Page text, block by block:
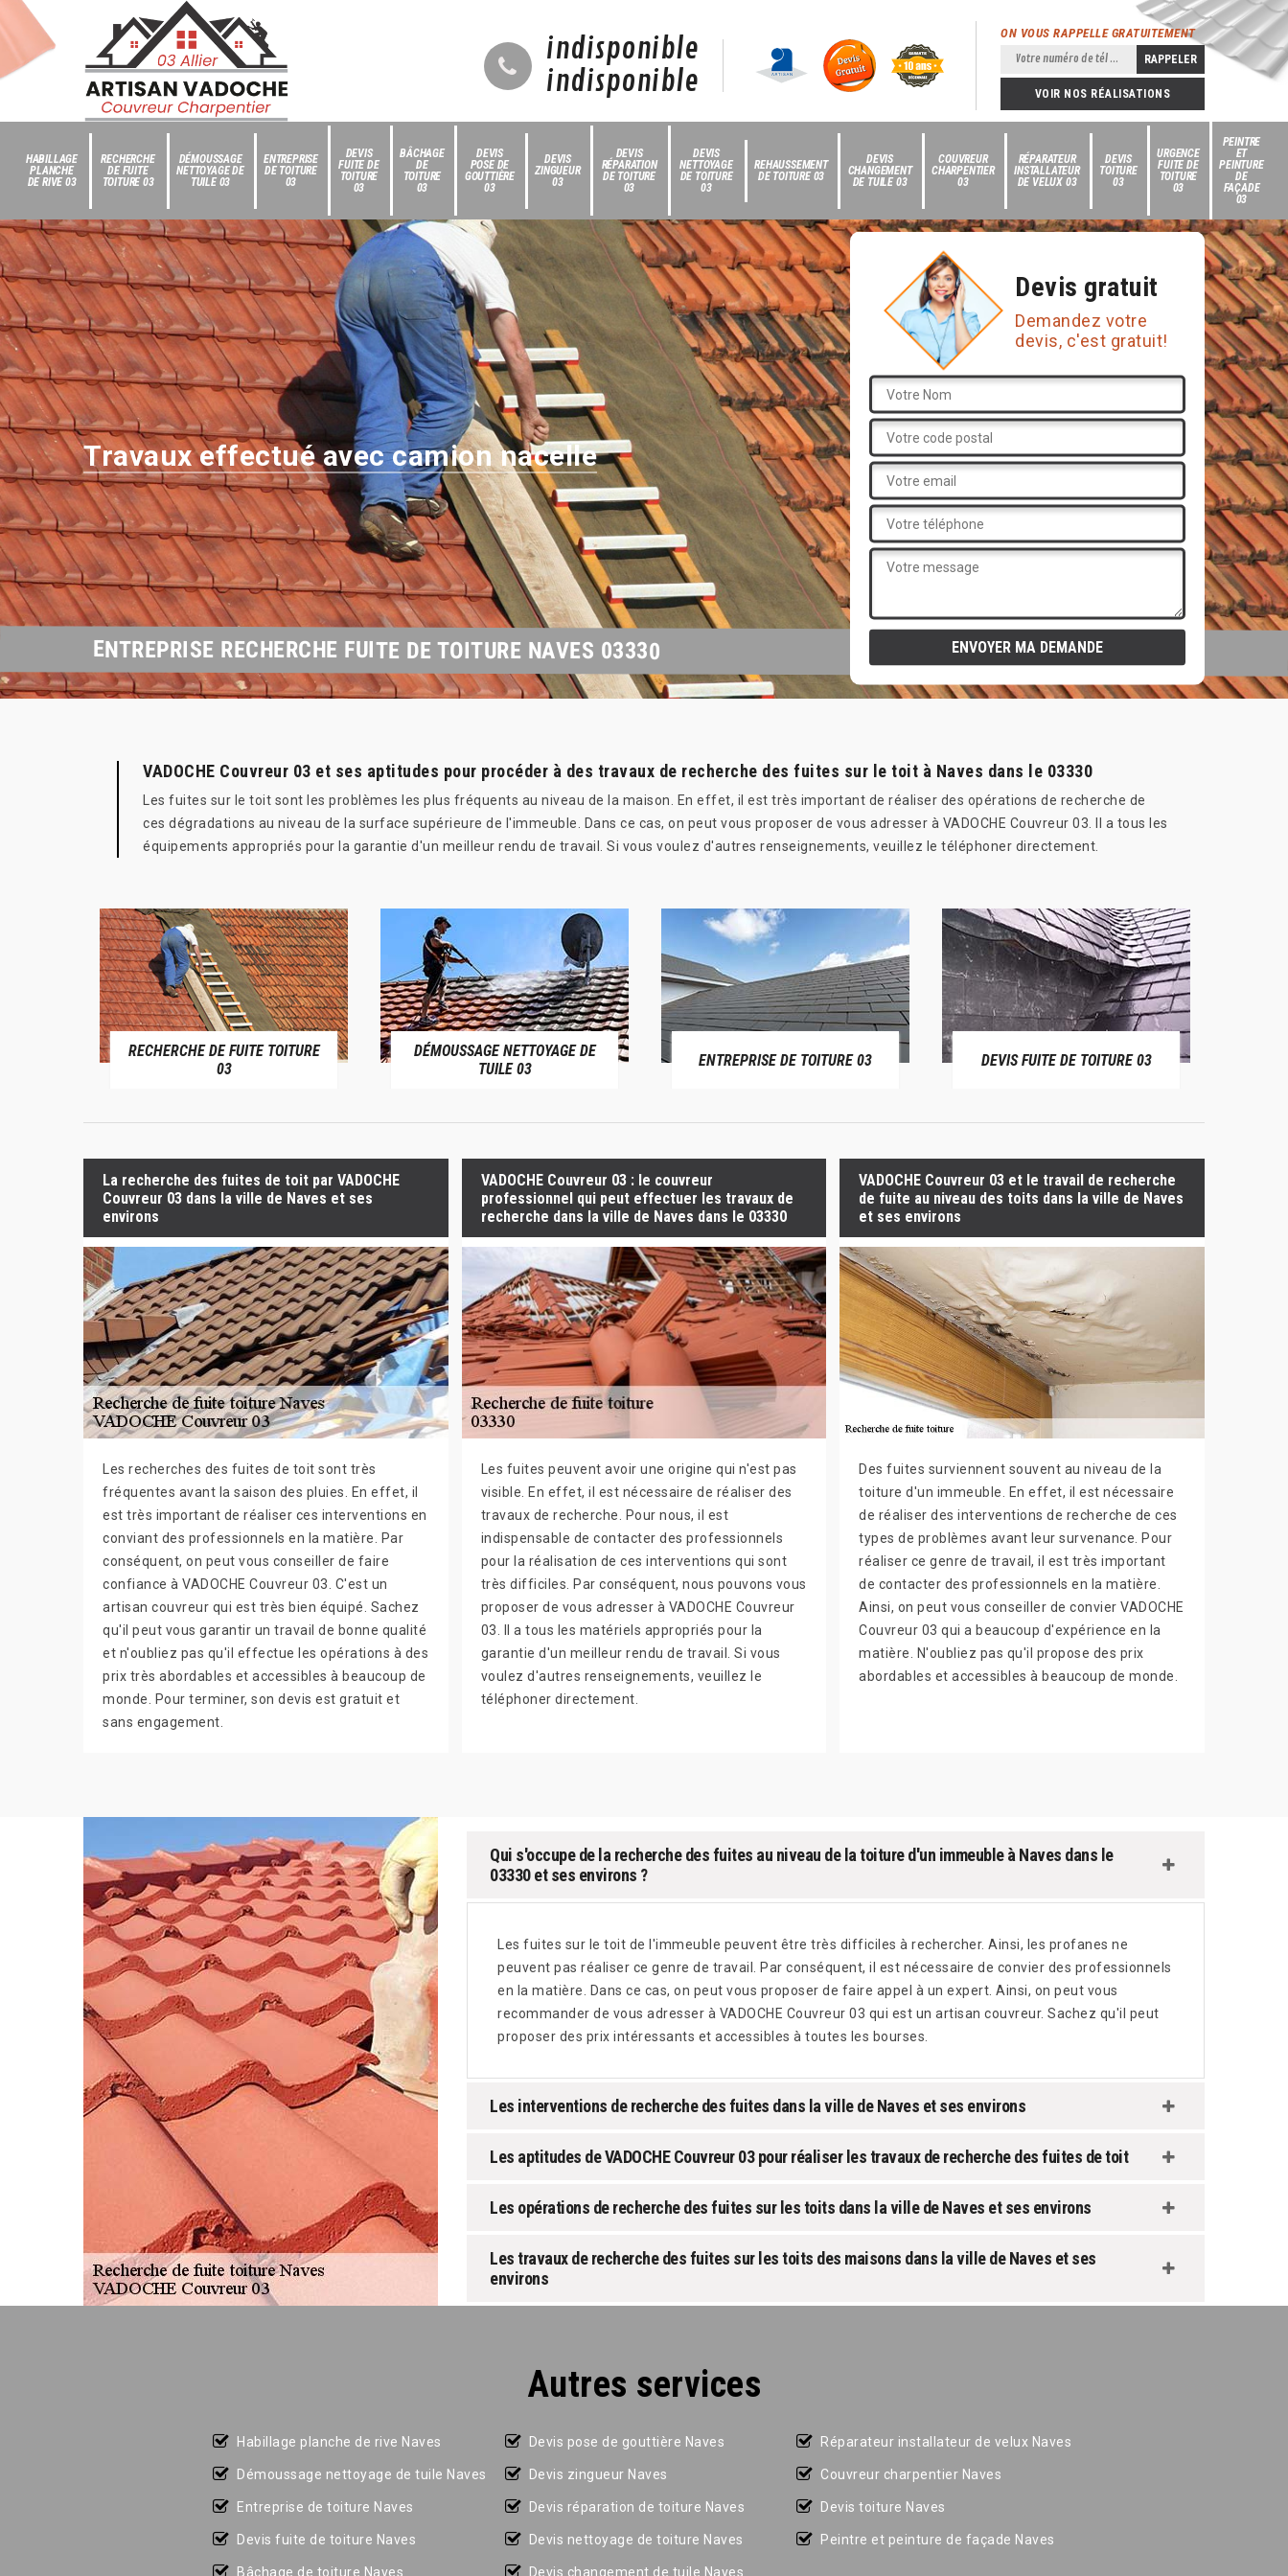
indisponible
indisponible
ON VOUS RAPPELLE GRATUITEMENT
VOIR NOS RÉALISATIONS
HABILLAGE
PLANCHE
DE RIVE 03
RECHERCHE
DE FUITE
TOITURE 03
DÉMOUSSAGE
NETTOYAGE DE
TUILE 03
ENTREPRISE
DE TOITURE
03
DEVIS
FUITE DE
TOITURE
03
BÂCHAGE
DE
TOITURE
03
DEVIS
POSE DE
GOUTTIÈRE
03
DEVIS
ZINGUEUR
03
DEVIS
RÉPARATION
DE TOITURE
03
DEVIS
NETTOYAGE
DE TOITURE
03
REHAUSSEMENT
DE TOITURE 03
DEVIS
CHANGEMENT
DE TUILE 03
COUVREUR
CHARPENTIER
03
RÉPARATEUR
INSTALLATEUR
DE VELUX 03
DEVIS
TOITURE
03
URGENCE
FUITE DE
TOITURE
03
PEINTRE
ET
PEINTURE
DE
FAÇADE
03
Travaux effectué avec camion nacelle
Devis gratuit
Demandez votre
devis, c'est gratuit!
ENTREPRISE RECHERCHE FUITE DE TOITURE NAVES 03330
VADOCHE Couvreur 03 et ses aptitudes pour procéder à des travaux de recherche des fuites sur le toit à Naves dans le 03330
Les fuites sur le toit sont les problèmes les plus fréquents au niveau de la maison. En effet, il est très important de réaliser des opérations de recherche de
ces dégradations au niveau de la surface supérieure de l'immeuble. Dans ce cas, on peut vous proposer de vous adresser à VADOCHE Couvreur 03. Il a tous les
équipements appropriés pour la garantie d'un meilleur rendu de travail. Si vous voulez d'autres renseignements, veuillez le téléphoner directement.
RECHERCHE DE FUITE TOITURE
03
DÉMOUSSAGE NETTOYAGE DE
TUILE 03
ENTREPRISE DE TOITURE 03 DEVIS FUITE DE TOITURE 03
La recherche des fuites de toit par VADOCHE
Couvreur 03 dans la ville de Naves et ses
environs
Les recherches des fuites de toit sont très
fréquentes avant la saison des pluies. En effet, il
est très important de réaliser ces interventions en
conviant des professionnels en la matière. Par
conséquent, on peut vous conseiller de faire
confiance à VADOCHE Couvreur 03. C'est un
artisan couvreur qui est très bien équipé. Sachez
qu'il peut vous garantir un travail de bonne qualité
et n'oubliez pas qu'il effectue les opérations à des
prix très abordables et accessibles à beaucoup de
monde. Pour terminer, son devis est gratuit et
sans engagement.
VADOCHE Couvreur 03 : le couvreur
professionnel qui peut effectuer les travaux de
recherche dans la ville de Naves dans le 03330
Les fuites peuvent avoir une origine qui n'est pas
visible. En effet, il est nécessaire de réaliser des
travaux de recherche. Pour nous, il est
indispensable de contacter des professionnels
pour la réalisation de ces interventions qui sont
très difficiles. Par conséquent, nous pouvons vous
proposer de vous adresser à VADOCHE Couvreur
03. Il a tous les matériels appropriés pour la
garantie d'un meilleur rendu de travail. Si vous
voulez d'autres renseignements, veuillez le
téléphoner directement.
VADOCHE Couvreur 03 et le travail de recherche
de fuite au niveau des toits dans la ville de Naves
et ses environs
Des fuites surviennent souvent au niveau de la
toiture d'un immeuble. En effet, il est nécessaire
de réaliser des interventions de recherche de ces
types de problèmes avant leur survenance. Pour
réaliser ce genre de travail, il est très important
de contacter des professionnels en la matière.
Ainsi, on peut vous conseiller de convier VADOCHE
Couvreur 03 qui a beaucoup d'expérience en la
matière. N'oubliez pas qu'il propose des prix
abordables et accessibles à beaucoup de monde.
Qui s'occupe de la recherche des fuites au niveau de la toiture d'un immeuble à Naves dans le
03330 et ses environs ?
Les fuites sur le toit de l'immeuble peuvent être très difficiles à rechercher. Ainsi, les profanes ne
peuvent pas réaliser ce genre de travail. Par conséquent, il est nécessaire de convier des professionnels
en la matière. Dans ce cas, on peut vous proposer de faire appel à un expert. Ainsi, on peut vous
recommander de vous adresser à VADOCHE Couvreur 03 qui est un artisan couvreur. Sachez qu'il peut
proposer des prix intéressants et accessibles à toutes les bourses.
Les interventions de recherche des fuites dans la ville de Naves et ses environs
Les aptitudes de VADOCHE Couvreur 03 pour réaliser les travaux de recherche des fuites de toit
Les opérations de recherche des fuites sur les toits dans la ville de Naves et ses environs
Les travaux de recherche des fuites sur les toits des maisons dans la ville de Naves et ses
environs
Autres services
Habillage planche de rive Naves
Démoussage nettoyage de tuile Naves
Entreprise de toiture Naves
Devis fuite de toiture Naves
Bâchage de toiture Naves
Devis pose de gouttière Naves
Devis zingueur Naves
Devis réparation de toiture Naves
Devis nettoyage de toiture Naves
Devis changement de tuile Naves
Réparateur installateur de velux Naves
Couvreur charpentier Naves
Devis toiture Naves
Peintre et peinture de façade Naves